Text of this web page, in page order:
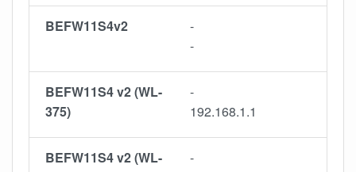
BEFW11S4v2
-
-
BEFW11S4 v2 (WL-
375)
-
192.168.1.1
BEFW11S4 v2 (WL-
-